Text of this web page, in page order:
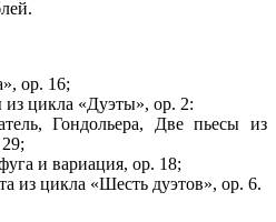
op. 16;
цикла «Дуэты», op. 2:
Гондольера, Две пьесы из
и вариация, op. 18;
из цикла «Шесть дуэтов», op. 6.